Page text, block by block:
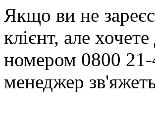
Якщо ви не
клієнт, але
номером 0800 21-
менеджер